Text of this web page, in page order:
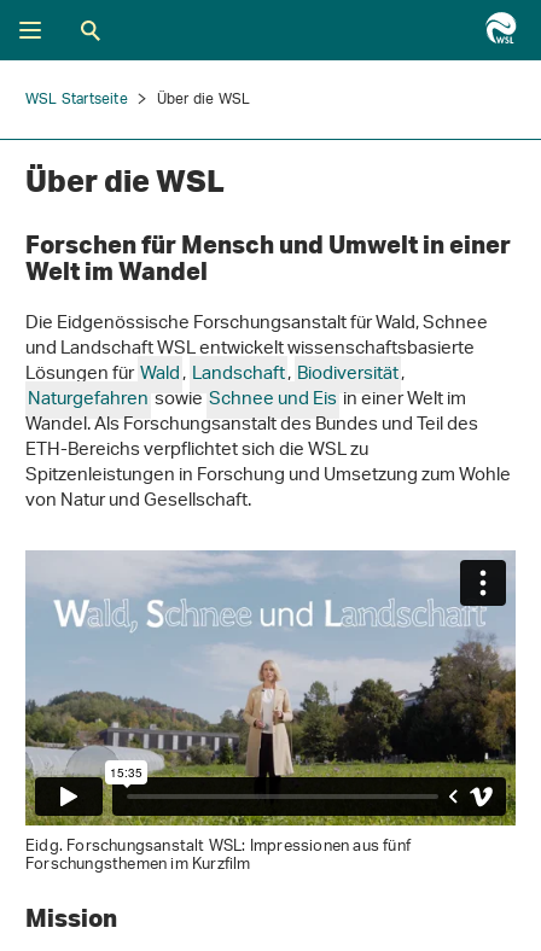
WSL Startseite Über die WSL
Über die WSL
Forschen für Mensch und Umwelt in einer
Welt im Wandel
Die Eidgenössische Forschungsanstalt für Wald, Schnee
und Landschaft WSL entwickelt wissenschaftsbasierte
Lösungen fürWald,Landschaft,Biodiversität,
NaturgefahrensowieSchnee und Eisin einer Welt im
Wandel. Als Forschungsanstalt des Bundes und Teil des
ETH-Bereichs verpflichtet sich die WSL zu
Spitzenleistungen in Forschung und Umsetzung zum Wohle
von Natur und Gesellschaft.
Eidg. Forschungsanstalt WSL: Impressionen aus fünf
Forschungsthemen im Kurzfilm
Mission